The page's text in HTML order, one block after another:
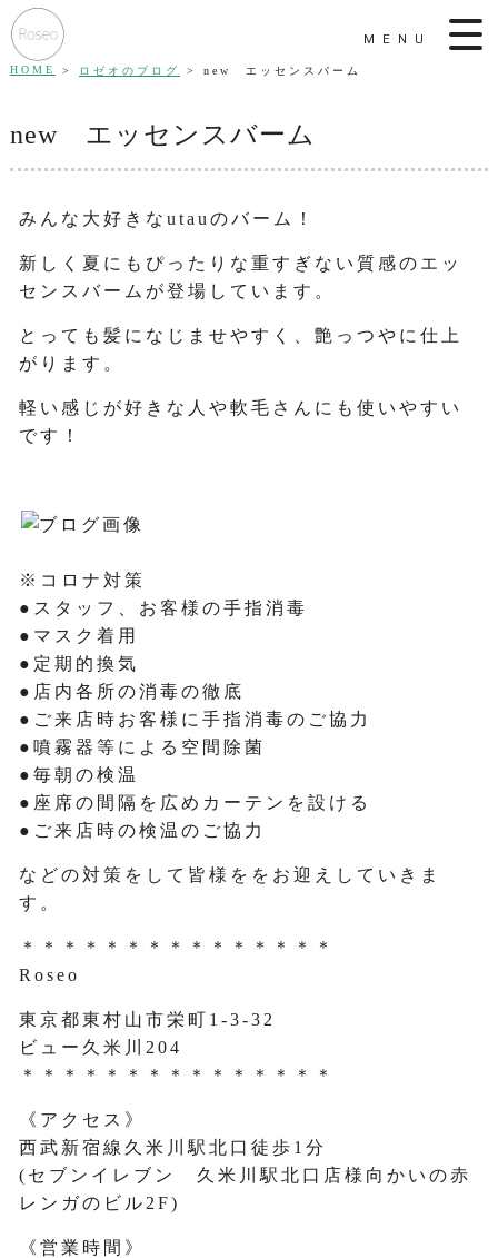
MENU
HOME ロゼオのブログ new エッセンスバーム
new エッセンスバーム
みんな大好きなutauのバーム！
新しく夏にもぴったりな重すぎない質感のエッ
センスバームが登場しています。
とっても髪になじませやすく、艶っつやに仕上
がります。
軽い感じが好きな人や軟毛さんにも使いやすい
です！
※コロナ対策
●スタッフ、お客様の手指消毒
●マスク着用
●定期的換気
●店内各所の消毒の徹底
●ご来店時お客様に手指消毒のご協力
●噴霧器等による空間除菌
●毎朝の検温
●座席の間隔を広めカーテンを設ける
●ご来店時の検温のご協力
などの対策をして皆様ををお迎えしていきま
す。
＊＊＊＊＊＊＊＊＊＊＊＊＊＊＊
Roseo
東京都東村山市栄町1-3-32
ビュー久米川204
＊＊＊＊＊＊＊＊＊＊＊＊＊＊＊
《アクセス》
西武新宿線久米川駅北口徒歩1分
(セブンイレブン 久米川駅北口店様向かいの赤
レンガのビル2F)
《営業時間》